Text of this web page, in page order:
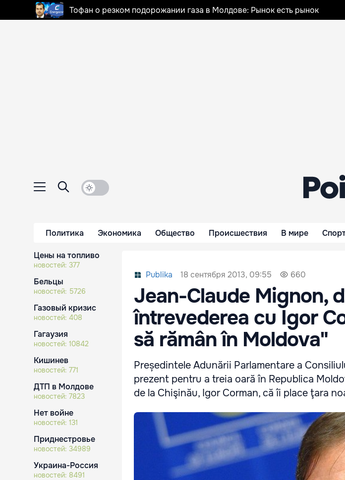
Тофан о резком подорожании газа в Молдове: Рынок есть рынок
Политика Экономика Общество Происшествия В мире
Цены на топливо
новостей: 377
Бельцы
новостей: 5726
Газовый кризис
новостей: 408
Гагаузия
новостей: 10842
Кишинев
новостей: 771
ДТП в Молдове
новостей: 7823
Нет войне
новостей: 131
Приднестровье
новостей: 34989
Украина-Россия
новостей: 8491
Publika 18 сентября 2013, 09:55 660
Jean-Claude Mignon,
întrevederea cu Igor
să rămân în Moldova"
Președintele Adunării Parlamentare a
prezent pentru a treia oară în Republica
de la Chişinău, Igor Corman, că îi place ţara